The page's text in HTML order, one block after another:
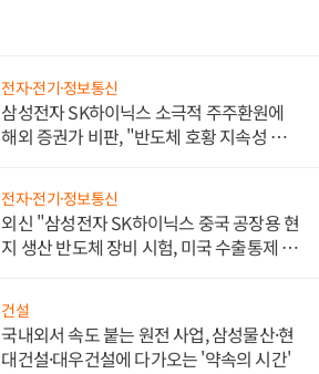
전자·전기·정보통신
삼성전자 SK하이닉스 소극적 주주환원에
해외 증권가 비판, "반도체 호황 지속성 의
전자·전기·정보통신
외신 "삼성전자 SK하이닉스 중국 공장용 현
지 생산 반도체 장비 시험, 미국 수출통제 대
건설
국내외서 속도 붙는 원전 사업, 삼성물산·현
대건설·대우건설에 다가오는 '약속의 시간'